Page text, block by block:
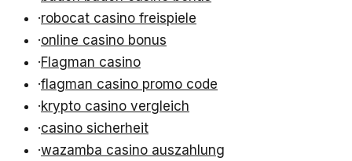
·robocat casino freispiele
·online casino bonus
·Flagman casino
·flagman casino promo code
·krypto casino vergleich
·casino sicherheit
·wazamba casino auszahlung